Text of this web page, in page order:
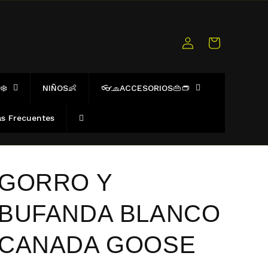
NIÑOS👶 👓🧢ACCESORIOS👜👝
Frecuentes
sesión
Carrito
Y
BUFANDA BLANCO
GOOSE